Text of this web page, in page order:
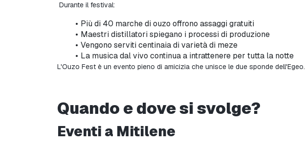
Durante il festival:
Più di 40 marche di ouzo offrono assaggi gratuiti
Maestri distillatori spiegano i processi di produzione
Vengono serviti centinaia di varietà di meze
La musica dal vivo continua a intrattenere per tutta la notte
L'Ouzo Fest è un evento pieno di amicizia che unisce le due sponde dell'Egeo.
Quando e dove si svolge?
Eventi a Mitilene